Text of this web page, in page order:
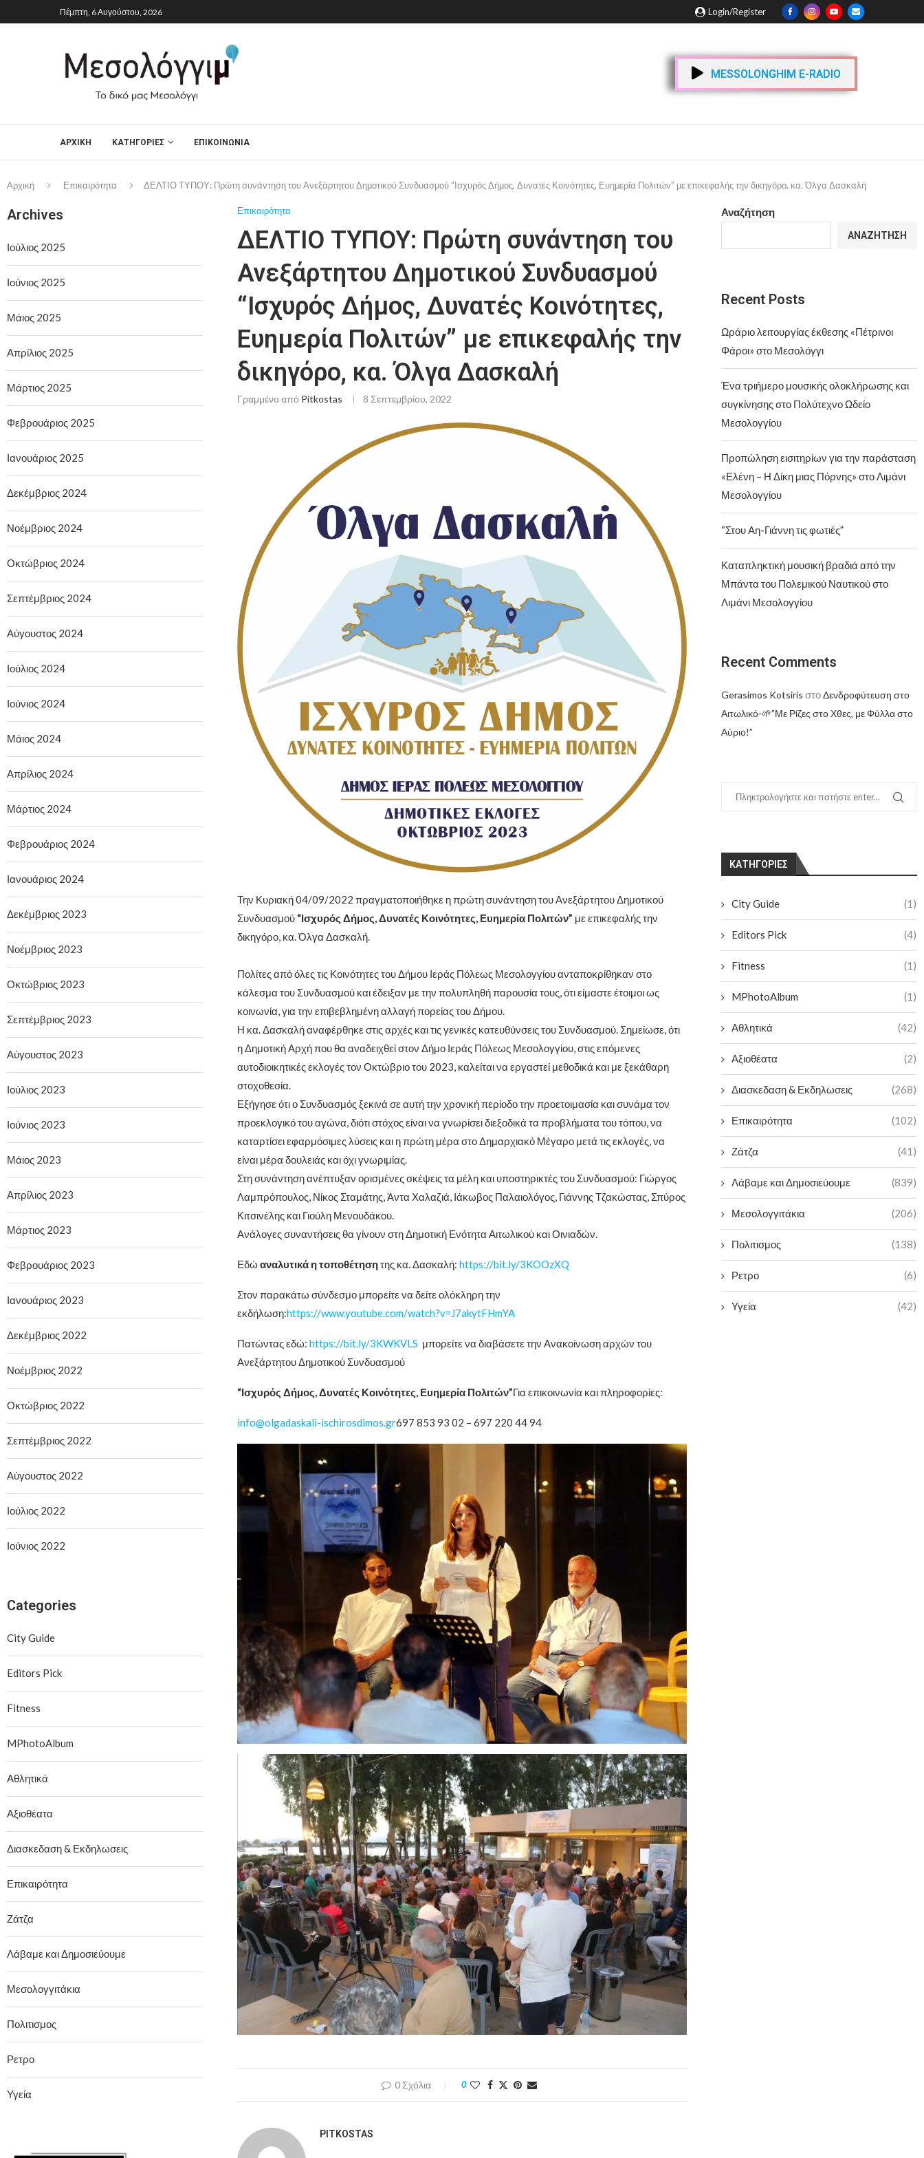
Πέμπτη, 6 Αυγούστου, 2026 Login/Register
MESSOLONGHIM E-RADIO
ΑΡΧΙΚΉ ΚΑΤΗΓΟΡΙΕΣ ΕΠΙΚΟΙΝΩΝΙΑ
Αρχική Επικαιρότητα ΔΕΛΤΙΟ ΤΥΠΟΥ: Πρώτη συνάντηση του Ανεξάρτητου Δημοτικού Συνδυασμού “Ισχυρός Δήμος, Δυνατές Κοινότητες, Ευημερία Πολιτών” με επικεφαλής την δικηγόρο, κα. Όλγα Δασκαλή
Επικαιρότητα
ΔΕΛΤΙΟ ΤΥΠΟΥ: Πρώτη συνάντηση του
Ανεξάρτητου Δημοτικού Συνδυασμού
“Ισχυρός Δήμος, Δυνατές Κοινότητες,
Ευημερία Πολιτών” με επικεφαλής την
δικηγόρο, κα. Όλγα Δασκαλή
Γραμμένο από Pitkostas 8 Σεπτεμβρίου, 2022
Την Κυριακή 04/09/2022 πραγματοποιήθηκε η πρώτη συνάντηση του Ανεξάρτητου Δημοτικού
Συνδυασμού “Ισχυρός Δήμος, Δυνατές Κοινότητες, Ευημερία Πολιτών” με επικεφαλής την
δικηγόρο, κα. Όλγα Δασκαλή.
Πολίτες από όλες τις Κοινότητες του Δήμου Ιεράς Πόλεως Μεσολογγίου ανταποκρίθηκαν στο
κάλεσμα του Συνδυασμού και έδειξαν με την πολυπληθή παρουσία τους, ότι είμαστε έτοιμοι ως
κοινωνία, για την επιβεβλημένη αλλαγή πορείας του Δήμου.
Η κα. Δασκαλή αναφέρθηκε στις αρχές και τις γενικές κατευθύνσεις του Συνδυασμού. Σημείωσε, ότι
η Δημοτική Αρχή που θα αναδειχθεί στον Δήμο Ιεράς Πόλεως Μεσολογγίου, στις επόμενες
αυτοδιοικητικές εκλογές τον Οκτώβριο του 2023, καλείται να εργαστεί μεθοδικά και με ξεκάθαρη
στοχοθεσία.
Εξήγησε ότι ο Συνδυασμός ξεκινά σε αυτή την χρονική περίοδο την προετοιμασία και συνάμα τον
προεκλογικό του αγώνα, διότι στόχος είναι να γνωρίσει διεξοδικά τα προβλήματα του τόπου, να
καταρτίσει εφαρμόσιμες λύσεις και η πρώτη μέρα στο Δημαρχιακό Μέγαρο μετά τις εκλογές, να
είναι μέρα δουλειάς και όχι γνωριμίας.
Στη συνάντηση ανέπτυξαν ορισμένες σκέψεις τα μέλη και υποστηρικτές του Συνδυασμού: Γιώργος
Λαμπρόπουλος, Νίκος Σταμάτης, Άντα Χαλαζιά, Ιάκωβος Παλαιολόγος, Γιάννης Τζακώστας, Σπύρος
Κιτσινέλης και Γιούλη Μενουδάκου.
Ανάλογες συναντήσεις θα γίνουν στη Δημοτική Ενότητα Αιτωλικού και Οινιαδών.
Εδώ αναλυτικά η τοποθέτησητης κα. Δασκαλή: https://bit.ly/3KOOzXQ
Στον παρακάτω σύνδεσμο μπορείτε να δείτε ολόκληρη την
εκδήλωση:https://www.youtube.com/watch?v=J7akytFHmYA
Πατώντας εδώ: https://bit.ly/3KWKVLS μπορείτε να διαβάσετε την Ανακοίνωση αρχών του
Ανεξάρτητου Δημοτικού Συνδυασμού
“Ισχυρός Δήμος, Δυνατές Κοινότητες, Ευημερία Πολιτών”Για επικοινωνία και πληροφορίες:
info@olgadaskali-ischirosdimos.gr697 853 93 02 – 697 220 44 94
0 Σχόλια 0
PITKOSTAS
Αναζήτηση
ΑΝΑΖΉΤΗΣΗ
Recent Posts
Ωράριο λειτουργίας έκθεσης «Πέτρινοι
Φάροι» στο Μεσολόγγι
Ένα τριήμερο μουσικής ολοκλήρωσης και
συγκίνησης στο Πολύτεχνο Ωδείο
Μεσολογγίου
Προπώληση εισιτηρίων για την παράσταση
«Ελένη – Η Δίκη μιας Πόρνης» στο Λιμάνι
Μεσολογγίου
“Στου Αη-Γιάννη τις φωτιές”
Καταπληκτική μουσική βραδιά από την
Μπάντα του Πολεμικού Ναυτικού στο
Λιμάνι Μεσολογγίου
Recent Comments
Gerasimos Kotsiris στοΔενδροφύτευση στο
Αιτωλικό-🌱”Με Ρίζες στο Χθες, με Φύλλα στο
Αύριο!”
KΑΤΗΓΟΡΊΕΣ
City Guide (1)
Editors Pick (4)
Fitness (1)
MPhotoAlbum (1)
Αθλητικά (42)
Αξιοθέατα (2)
Διασκεδαση & Εκδηλωσεις (268)
Επικαιρότητα (102)
Ζάτζα (41)
Λάβαμε και Δημοσιεύουμε (839)
Μεσολογγιτάκια (206)
Πολιτισμος (138)
Ρετρο (6)
Υγεία (42)
Archives
Ιούλιος 2025
Ιούνιος 2025
Μάιος 2025
Απρίλιος 2025
Μάρτιος 2025
Φεβρουάριος 2025
Ιανουάριος 2025
Δεκέμβριος 2024
Νοέμβριος 2024
Οκτώβριος 2024
Σεπτέμβριος 2024
Αύγουστος 2024
Ιούλιος 2024
Ιούνιος 2024
Μάιος 2024
Απρίλιος 2024
Μάρτιος 2024
Φεβρουάριος 2024
Ιανουάριος 2024
Δεκέμβριος 2023
Νοέμβριος 2023
Οκτώβριος 2023
Σεπτέμβριος 2023
Αύγουστος 2023
Ιούλιος 2023
Ιούνιος 2023
Μάιος 2023
Απρίλιος 2023
Μάρτιος 2023
Φεβρουάριος 2023
Ιανουάριος 2023
Δεκέμβριος 2022
Νοέμβριος 2022
Οκτώβριος 2022
Σεπτέμβριος 2022
Αύγουστος 2022
Ιούλιος 2022
Ιούνιος 2022
Categories
City Guide
Editors Pick
Fitness
MPhotoAlbum
Αθλητικά
Αξιοθέατα
Διασκεδαση & Εκδηλωσεις
Επικαιρότητα
Ζάτζα
Λάβαμε και Δημοσιεύουμε
Μεσολογγιτάκια
Πολιτισμος
Ρετρο
Υγεία